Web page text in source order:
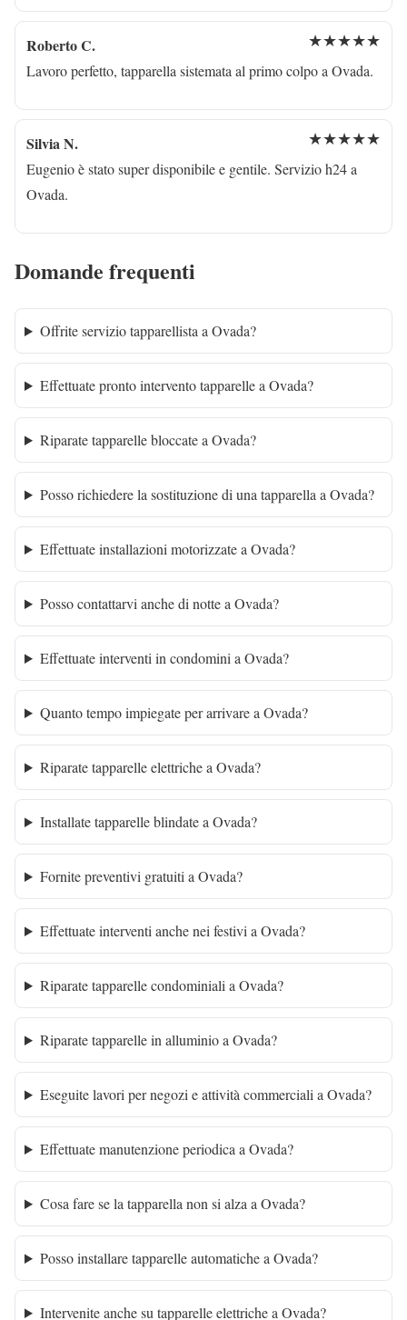
Roberto C. ★★★★★
Lavoro perfetto, tapparella sistemata al primo colpo a Ovada.
Silvia N. ★★★★★
Eugenio è stato super disponibile e gentile. Servizio h24 a
Ovada.
Domande frequenti
Offrite servizio tapparellista a Ovada?
Effettuate pronto intervento tapparelle a Ovada?
Riparate tapparelle bloccate a Ovada?
Posso richiedere la sostituzione di una tapparella a Ovada?
Effettuate installazioni motorizzate a Ovada?
Posso contattarvi anche di notte a Ovada?
Effettuate interventi in condomini a Ovada?
Quanto tempo impiegate per arrivare a Ovada?
Riparate tapparelle elettriche a Ovada?
Installate tapparelle blindate a Ovada?
Fornite preventivi gratuiti a Ovada?
Effettuate interventi anche nei festivi a Ovada?
Riparate tapparelle condominiali a Ovada?
Riparate tapparelle in alluminio a Ovada?
Eseguite lavori per negozi e attività commerciali a Ovada?
Effettuate manutenzione periodica a Ovada?
Cosa fare se la tapparella non si alza a Ovada?
Posso installare tapparelle automatiche a Ovada?
Intervenite anche su tapparelle elettriche a Ovada?